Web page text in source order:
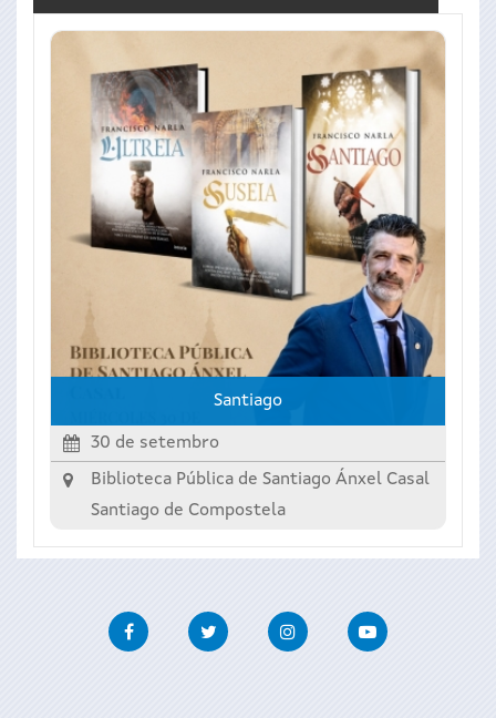
Santiago
30 de setembro
Biblioteca Pública de Santiago Ánxel Casal
Santiago de Compostela
FacebookTwitter InstagramYoutube